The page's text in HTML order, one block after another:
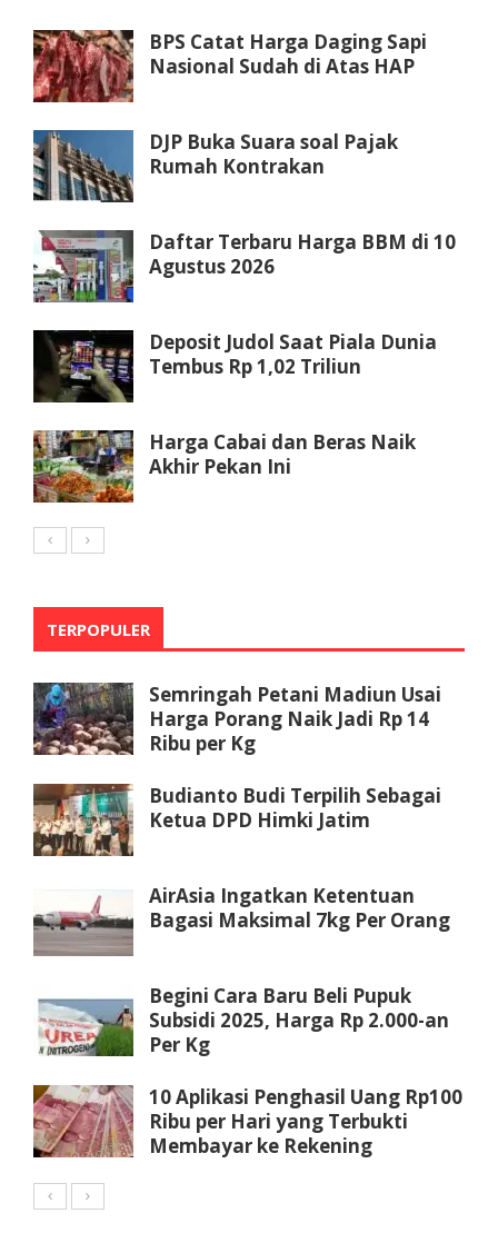
BPS Catat Harga Daging Sapi
Nasional Sudah di Atas HAP
DJP Buka Suara soal Pajak
Rumah Kontrakan
Daftar Terbaru Harga BBM di 10
Agustus 2026
Deposit Judol Saat Piala Dunia
Tembus Rp 1,02 Triliun
Harga Cabai dan Beras Naik
Akhir Pekan Ini
TERPOPULER
Semringah Petani Madiun Usai
Harga Porang Naik Jadi Rp 14
Ribu per Kg
Budianto Budi Terpilih Sebagai
Ketua DPD Himki Jatim
AirAsia Ingatkan Ketentuan
Bagasi Maksimal 7kg Per Orang
Begini Cara Baru Beli Pupuk
Subsidi 2025, Harga Rp 2.000-an
Per Kg
10 Aplikasi Penghasil Uang Rp100
Ribu per Hari yang Terbukti
Membayar ke Rekening